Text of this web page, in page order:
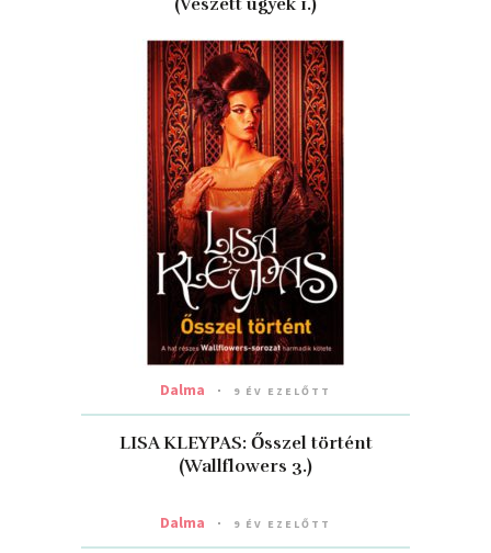
Dalma 9 ÉV EZELŐTT
LISA KLEYPAS: Ősszel történt
(Wallflowers 3.)
Dalma 9 ÉV EZELŐTT